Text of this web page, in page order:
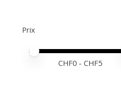
Prix
Prix minimum
Price maximum value
CHF0 - CHF5